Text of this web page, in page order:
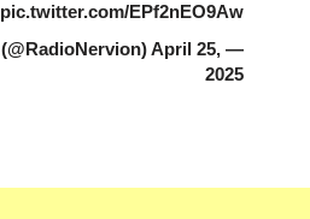
pic.twitter.com/EPf2nEO9Aw
— Radio Nervión 88.0 (@RadioNervion)
April 25,
2025